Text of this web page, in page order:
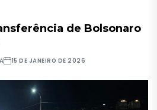
de Bolsonaro
15 DE JANEIRO DE 2026